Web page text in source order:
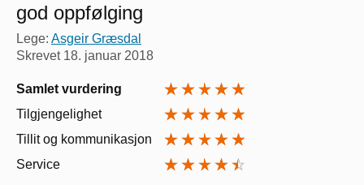
god oppfølging
Lege: Asgeir Græsdal
Skrevet 18. januar 2018
Samlet vurdering
Tilgjengelighet
Tillit og kommunikasjon
Service